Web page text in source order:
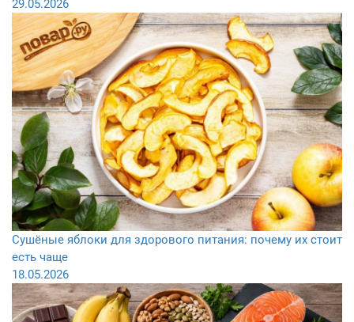
29.05.2026
Сушёные яблоки для здорового питания: почему их стоит
есть чаще
18.05.2026